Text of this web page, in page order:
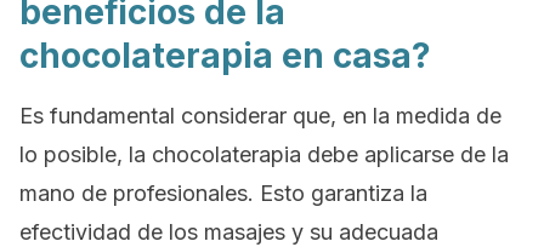
beneficios de la
chocolaterapia en casa?
Es fundamental considerar que, en la medida de
lo posible, la chocolaterapia debe aplicarse de la
mano de profesionales. Esto garantiza la
efectividad de los masajes y su adecuada